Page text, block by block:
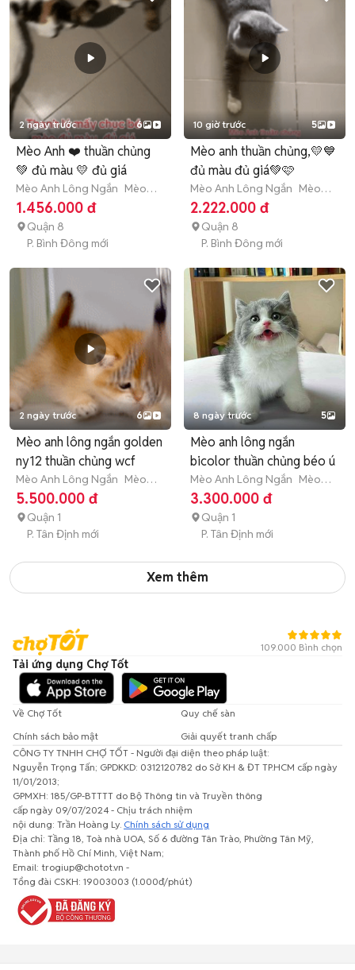
2 ngày trước 6
Mèo Anh ❤️ thuần chủng
💚 đủ màu 💛 đủ giá
Mèo Anh Lông Ngắn Mèo
nhỏ (dưới 1 năm tuổi)
1.456.000 đ
Quận 8
P. Bình Đông mới
10 giờ trước 5
Mèo anh thuần chủng,💛💙
đủ màu đủ giá💚🩷
Mèo Anh Lông Ngắn Mèo
con (dưới 3 tháng tuổi)
2.222.000 đ
Quận 8
P. Bình Đông mới
2 ngày trước 6
Mèo anh lông ngắn golden
ny12 thuần chủng wcf
Mèo Anh Lông Ngắn Mèo
con (dưới 3 tháng tuổi)
5.500.000 đ
Quận 1
P. Tân Định mới
8 ngày trước 5
Mèo anh lông ngắn
bicolor thuần chủng béo ú
Mèo Anh Lông Ngắn Mèo
con (dưới 3 tháng tuổi)
3.300.000 đ
Quận 1
P. Tân Định mới
Xem thêm
109.000 Bình chọn
Tải ứng dụng Chợ Tốt
Về Chợ Tốt
Quy chế sàn
Chính sách bảo mật
Giải quyết tranh chấp
CÔNG TY TNHH CHỢ TỐT - Người đại diện theo pháp luật:
Nguyễn Trọng Tấn; GPDKKD: 0312120782 do Sở KH & ĐT TP.HCM cấp ngày
11/01/2013;
GPMXH: 185/GP-BTTTT do Bộ Thông tin và Truyền thông
cấp ngày 09/07/2024 - Chịu trách nhiệm
nội dung: Trần Hoàng Ly. Chính sách sử dụng
Địa chỉ: Tầng 18, Toà nhà UOA, Số 6 đường Tân Trào, Phường Tân Mỹ,
Thành phố Hồ Chí Minh, Việt Nam;
Email: trogiup@chotot.vn -
Tổng đài CSKH: 19003003 (1.000đ/phút)